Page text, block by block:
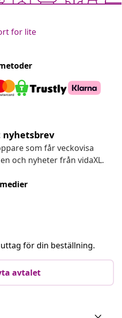
for lite
nyhetsbrev
som får veckovisa
och nyheter från vidaXL.
för din beställning.
avtalet